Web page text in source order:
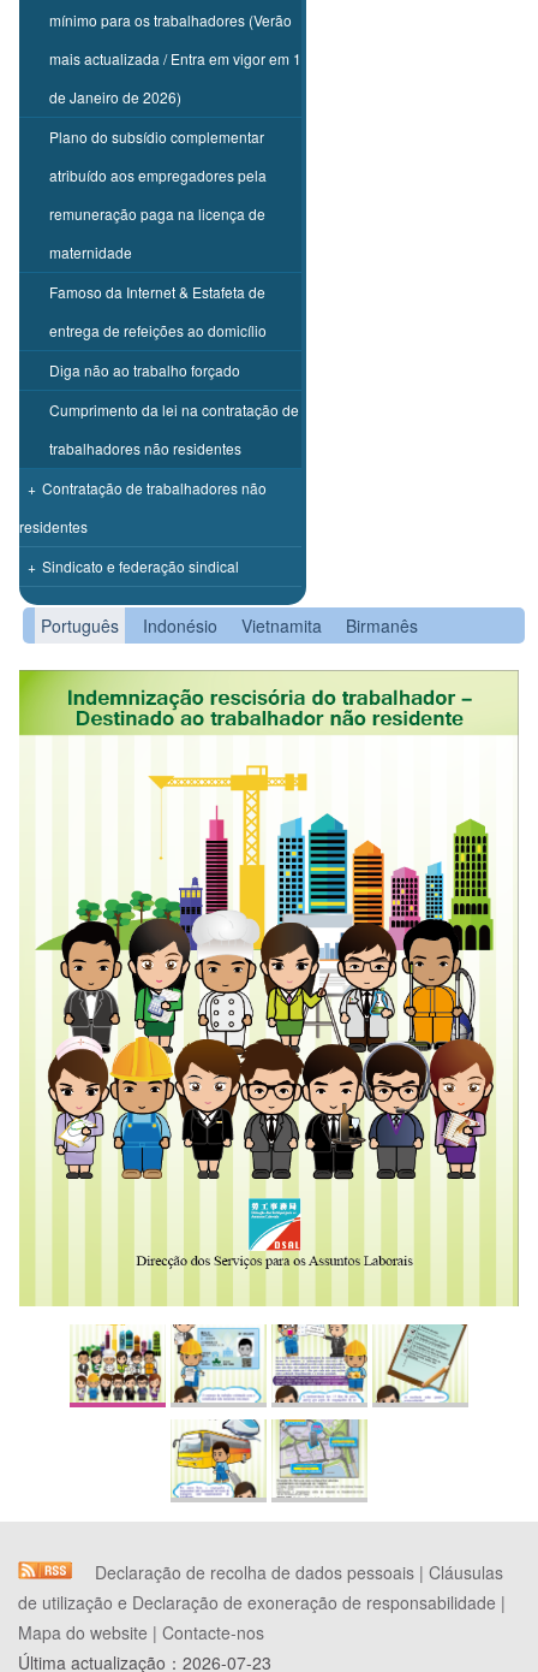
mínimo para os trabalhadores (Verão
mais actualizada / Entra em vigor em 1
de Janeiro de 2026)
Plano do subsídio complementar
atribuído aos empregadores pela
remuneração paga na licença de
maternidade
Famoso da Internet & Estafeta de
entrega de refeições ao domicílio
Diga não ao trabalho forçado
Cumprimento da lei na contratação de
trabalhadores não residentes
+ Contratação de trabalhadores não
residentes
+ Sindicato e federação sindical
Português Indonésio Vietnamita Birmanês
Declaração de recolha de dados pessoais | Cláusulas
de utilização e Declaração de exoneração de responsabilidade |
Mapa do website | Contacte-nos
Última actualização： 2026-07-23